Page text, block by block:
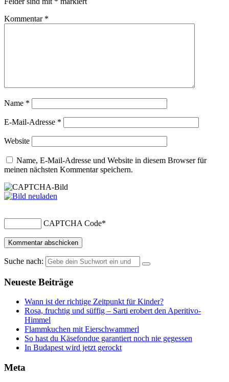
Kommentar *
Name *
E-Mail-Adresse *
Website
Name, E-Mail-Adresse und Website in diesem Browser für
meinen nächsten Kommentar speichern.
CAPTCHA Code*
Suche nach:
Neueste Beiträge
Wann ist der richtige Zeitpunkt für Kinder?
Rosa, fruchtig und süffig – Sarti erobert den Aperitivo-
Himmel
Flammkuchen mit Eierschwammerl
So hast du Käsefondue garantiert noch nie gegessen
In Budapest wird jetzt gerockt
Meta